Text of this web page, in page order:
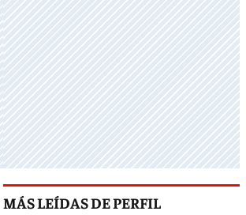
MÁS LEÍDAS DE PERFIL